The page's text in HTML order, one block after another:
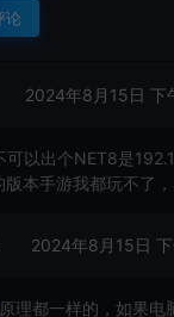
论
2024年8月15日 下
可以出个NET8是
版本手游我都玩不了
2024年8月15日
原理都一样的，如果电